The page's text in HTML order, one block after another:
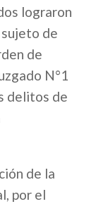
lograron
de
de
N°1
delitos de
de la
por el